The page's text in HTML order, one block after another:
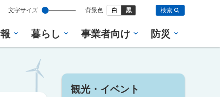
設
定
文字サイズ 背景色 白 黒 検索
暮らし 事業者向け 防災
観光・イベント